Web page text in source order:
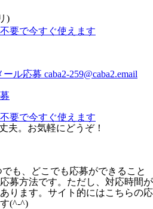
)
要で今すぐ使えます
ール応募 caba2-259@caba2.email
要で今すぐ使えます
夫。お気軽にどうぞ！
も、どこでも応募ができること
募方法です。ただし、対応時間が
ります。サイト的にはこちらの応
(^-^)